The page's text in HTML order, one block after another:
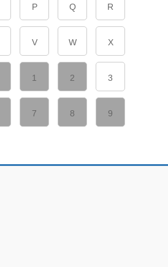
P Q R
V W X
1 2 3
7 8 9